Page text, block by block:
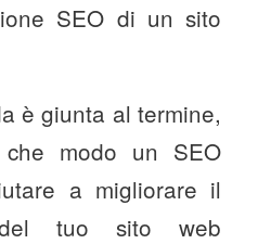
SEO di un sito
è giunta al termine,
modo un SEO
a migliorare il
del tuo sito web